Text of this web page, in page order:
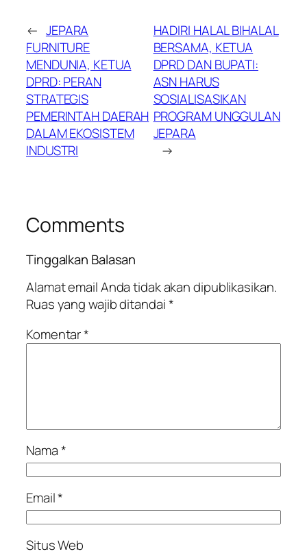
← JEPARA
FURNITURE
MENDUNIA, KETUA
DPRD: PERAN
STRATEGIS
PEMERINTAH DAERAH
DALAM EKOSISTEM
INDUSTRI
HADIRI HALAL BIHALAL
BERSAMA, KETUA
DPRD DAN BUPATI:
ASN HARUS
SOSIALISASIKAN
PROGRAM UNGGULAN
JEPARA
→
Comments
Tinggalkan Balasan
Alamat email Anda tidak akan dipublikasikan.
Ruas yang wajib ditandai*
Komentar*
Nama*
Email*
Situs Web